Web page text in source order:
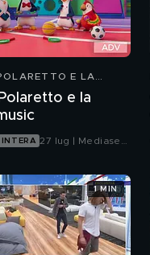
E LA
e la
27 lug | Mediaset
1 MIN